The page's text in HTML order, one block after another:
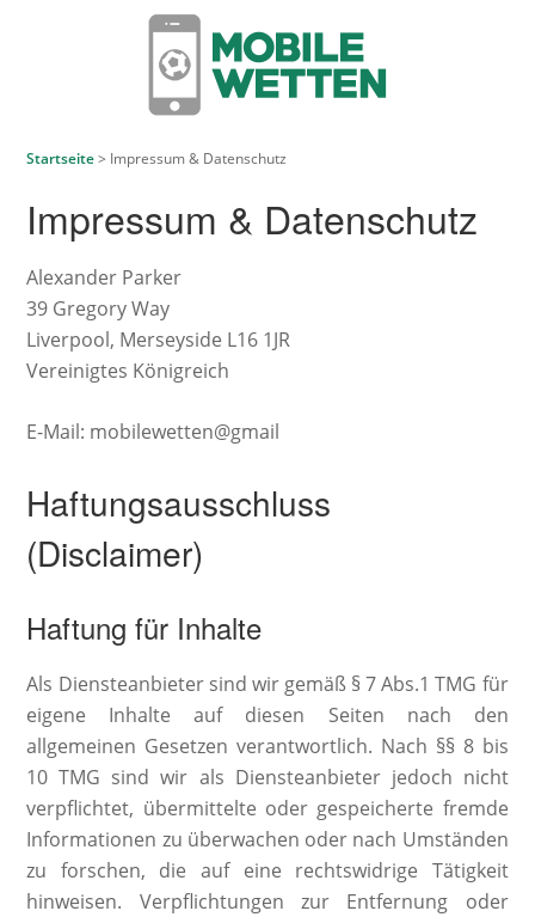
Startseite> Impressum & Datenschutz
Impressum & Datenschutz
Alexander Parker
39 Gregory Way
Liverpool, Merseyside L16 1JR
Vereinigtes Königreich
E-Mail: mobilewetten@gmail
Haftungsausschluss
(Disclaimer)
Haftung für Inhalte
Als Diensteanbieter sind wir gemäß § 7 Abs.1 TMG für
eigene Inhalte auf diesen Seiten nach den
allgemeinen Gesetzen verantwortlich. Nach §§ 8 bis
10 TMG sind wir als Diensteanbieter jedoch nicht
verpflichtet, übermittelte oder gespeicherte fremde
Informationen zu überwachen oder nach Umständen
zu forschen, die auf eine rechtswidrige Tätigkeit
hinweisen. Verpflichtungen zur Entfernung oder